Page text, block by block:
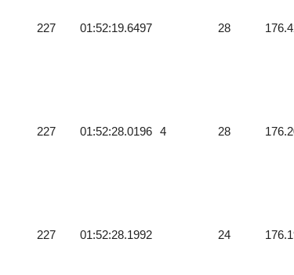
227 01:52:19.6497 28
227 01:52:28.0196 4 28
227 01:52:28.1992 24